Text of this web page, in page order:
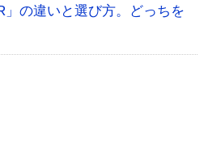
」の違いと選び方。どっちを